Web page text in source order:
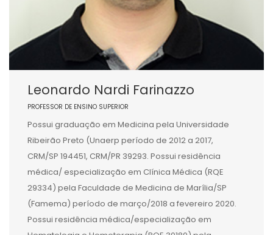
Leonardo Nardi Farinazzo
PROFESSOR DE ENSINO SUPERIOR
Possui graduação em Medicina pela Universidade
Ribeirão Preto (Unaerp período de 2012 a 2017,
CRM/SP 194451, CRM/PR 39293. Possui residência
médica/ especialização em Clínica Médica (RQE
29334) pela Faculdade de Medicina de Marília/SP
(Famema) período de março/2018 a fevereiro 2020.
Possui residência médica/especialização em